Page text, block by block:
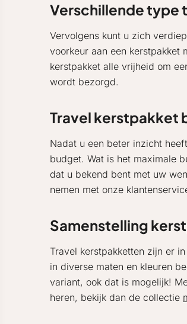
Verschillende type
Vervolgens kunt u zich
voorkeur aan een kerstpakket
kerstpakket alle vrijheid om
wordt bezorgd.
Travel kerstpakket
Nadat u een beter inzicht
budget. Wat is het maximale
dat u bekend bent met uw
nemen met onze
Samenstelling
Travel kerstpakketten zijn er
in diverse maten en kleuren
variant, ook dat is mogelijk!
heren, bekijk dan de collectie